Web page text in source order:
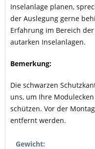
Inselanlage planen,
der Auslegung gerne
Erfahrung im Bereich
autarken Inselanlagen.
Bemerkung:
Die schwarzen
uns, um Ihre
schützen. Vor der
entfernt werden.
Gewicht: